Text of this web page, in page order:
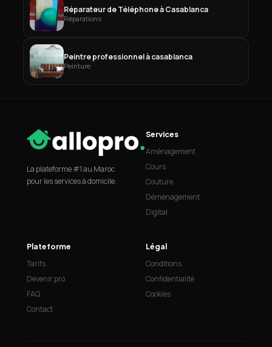
Réparateur de Téléphone à Casablanca
Réparations
Peintre professionnel à casablanca
Peinture
La plateforme #1 au Maroc
pour les services à domicile.
Services
Aménagement
Cours
Couture
Déménagement
Digital
Plateforme
Tarifs
Devenir pro
FAQ
Contact
Légal
Conditions
Confidentialité
Cookies